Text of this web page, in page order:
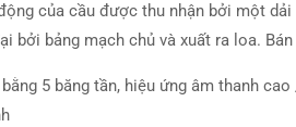
của cầu được thu nhận bởi một
bởi bảng mạch chủ và xuất ra loa.
5 băng tần, hiệu ứng âm thanh